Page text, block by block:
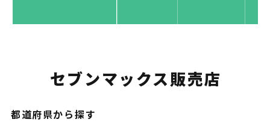
お支払いを一元管理！しかも
ポイント還元
セブンマックス販売店
都道府県から探す